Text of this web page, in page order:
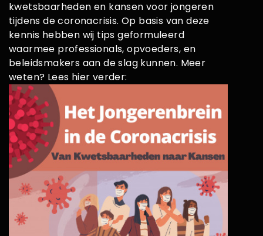
kwetsbaarheden en kansen voor jongeren
tijdens de coronacrisis. Op basis van deze
kennis hebben wij tips geformuleerd
waarmee professionals, opvoeders, en
beleidsmakers aan de slag kunnen. Meer
weten? Lees hier verder: